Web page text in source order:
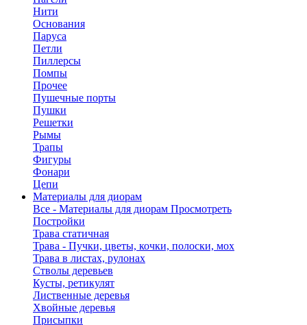
Нити
Основания
Паруса
Петли
Пиллерсы
Помпы
Прочее
Пушечные порты
Пушки
Решетки
Рымы
Трапы
Фигуры
Фонари
Цепи
Материалы для диорам
Все - Материалы для диорам Просмотреть
Постройки
Трава статичная
Трава - Пучки, цветы, кочки, полоски, мох
Трава в листах, рулонах
Стволы деревьев
Кусты, ретикулят
Лиственные деревья
Хвойные деревья
Присыпки